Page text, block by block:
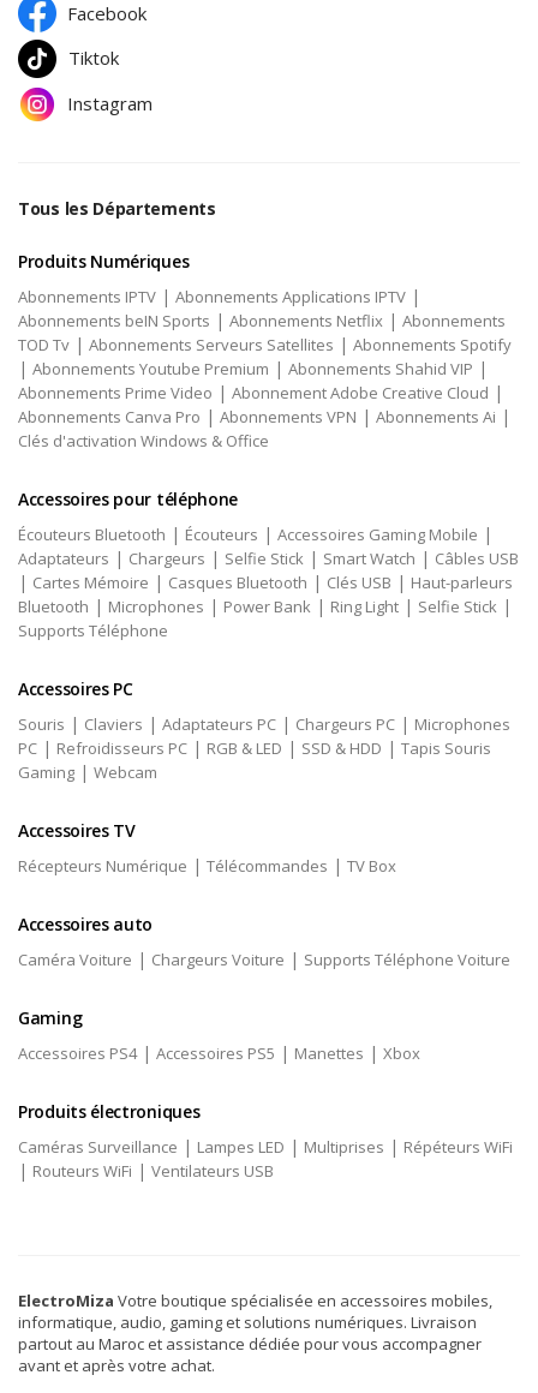
Facebook
Tiktok
Instagram
Tous les Départements
Produits Numériques
Abonnements IPTV | Abonnements Applications IPTV |
Abonnements beIN Sports | Abonnements Netflix | Abonnements
TOD Tv | Abonnements Serveurs Satellites | Abonnements Spotify
| Abonnements Youtube Premium | Abonnements Shahid VIP |
Abonnements Prime Video | Abonnement Adobe Creative Cloud |
Abonnements Canva Pro | Abonnements VPN | Abonnements Ai |
Clés d'activation Windows & Office
Accessoires pour téléphone
Écouteurs Bluetooth | Écouteurs | Accessoires Gaming Mobile |
Adaptateurs | Chargeurs | Selfie Stick | Smart Watch | Câbles USB
| Cartes Mémoire | Casques Bluetooth | Clés USB | Haut-parleurs
Bluetooth | Microphones | Power Bank | Ring Light | Selfie Stick |
Supports Téléphone
Accessoires PC
Souris | Claviers | Adaptateurs PC | Chargeurs PC | Microphones
PC | Refroidisseurs PC | RGB & LED | SSD & HDD | Tapis Souris
Gaming | Webcam
Accessoires TV
Récepteurs Numérique | Télécommandes | TV Box
Accessoires auto
Caméra Voiture | Chargeurs Voiture | Supports Téléphone Voiture
Gaming
Accessoires PS4| Accessoires PS5 | Manettes | Xbox
Produits électroniques
Caméras Surveillance | Lampes LED | Multiprises | Répéteurs WiFi
| Routeurs WiFi | Ventilateurs USB
ElectroMiza Votre boutique spécialisée en accessoires mobiles,
informatique, audio, gaming et solutions numériques. Livraison
partout au Maroc et assistance dédiée pour vous accompagner
avant et après votre achat.